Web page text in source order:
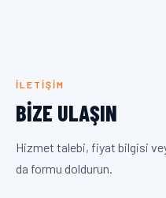
İLETIŞIM
BIZE ULAŞIN
Hizmet talebi, fiyat bilgisi
da formu doldurun.